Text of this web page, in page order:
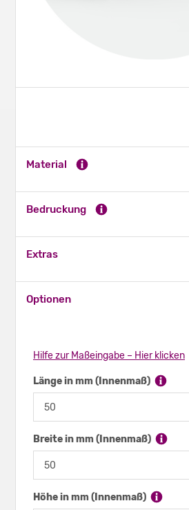
Hilfe zur Maßeingabe – Hier klicken
Länge in mm (Innenmaß)
Breite in mm (Innenmaß)
Höhe in mm (Innenmaß)
Material
Bedruckung
Extras
Optionen